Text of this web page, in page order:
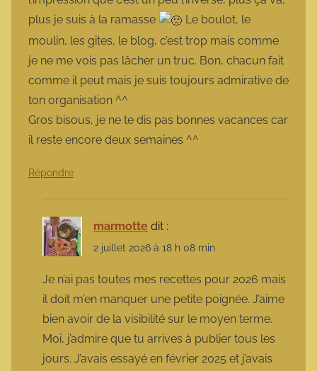
plus je suis à la ramasse
Le boulot, le
moulin, les gites, le blog, c’est trop mais comme
je ne me vois pas lâcher un truc. Bon, chacun fait
comme il peut mais je suis toujours admirative de
ton organisation ^^
Gros bisous, je ne te dis pas bonnes vacances car
il reste encore deux semaines ^^
Répondre
marmotte dit :
2 juillet 2026 à 18 h 08 min
Je n’ai pas toutes mes recettes pour 2026 mais
il doit m’en manquer une petite poignée. J’aime
bien avoir de la visibilité sur le moyen terme.
Moi, j’admire que tu arrives à publier tous les
jours. J’avais essayé en février 2025 et j’avais